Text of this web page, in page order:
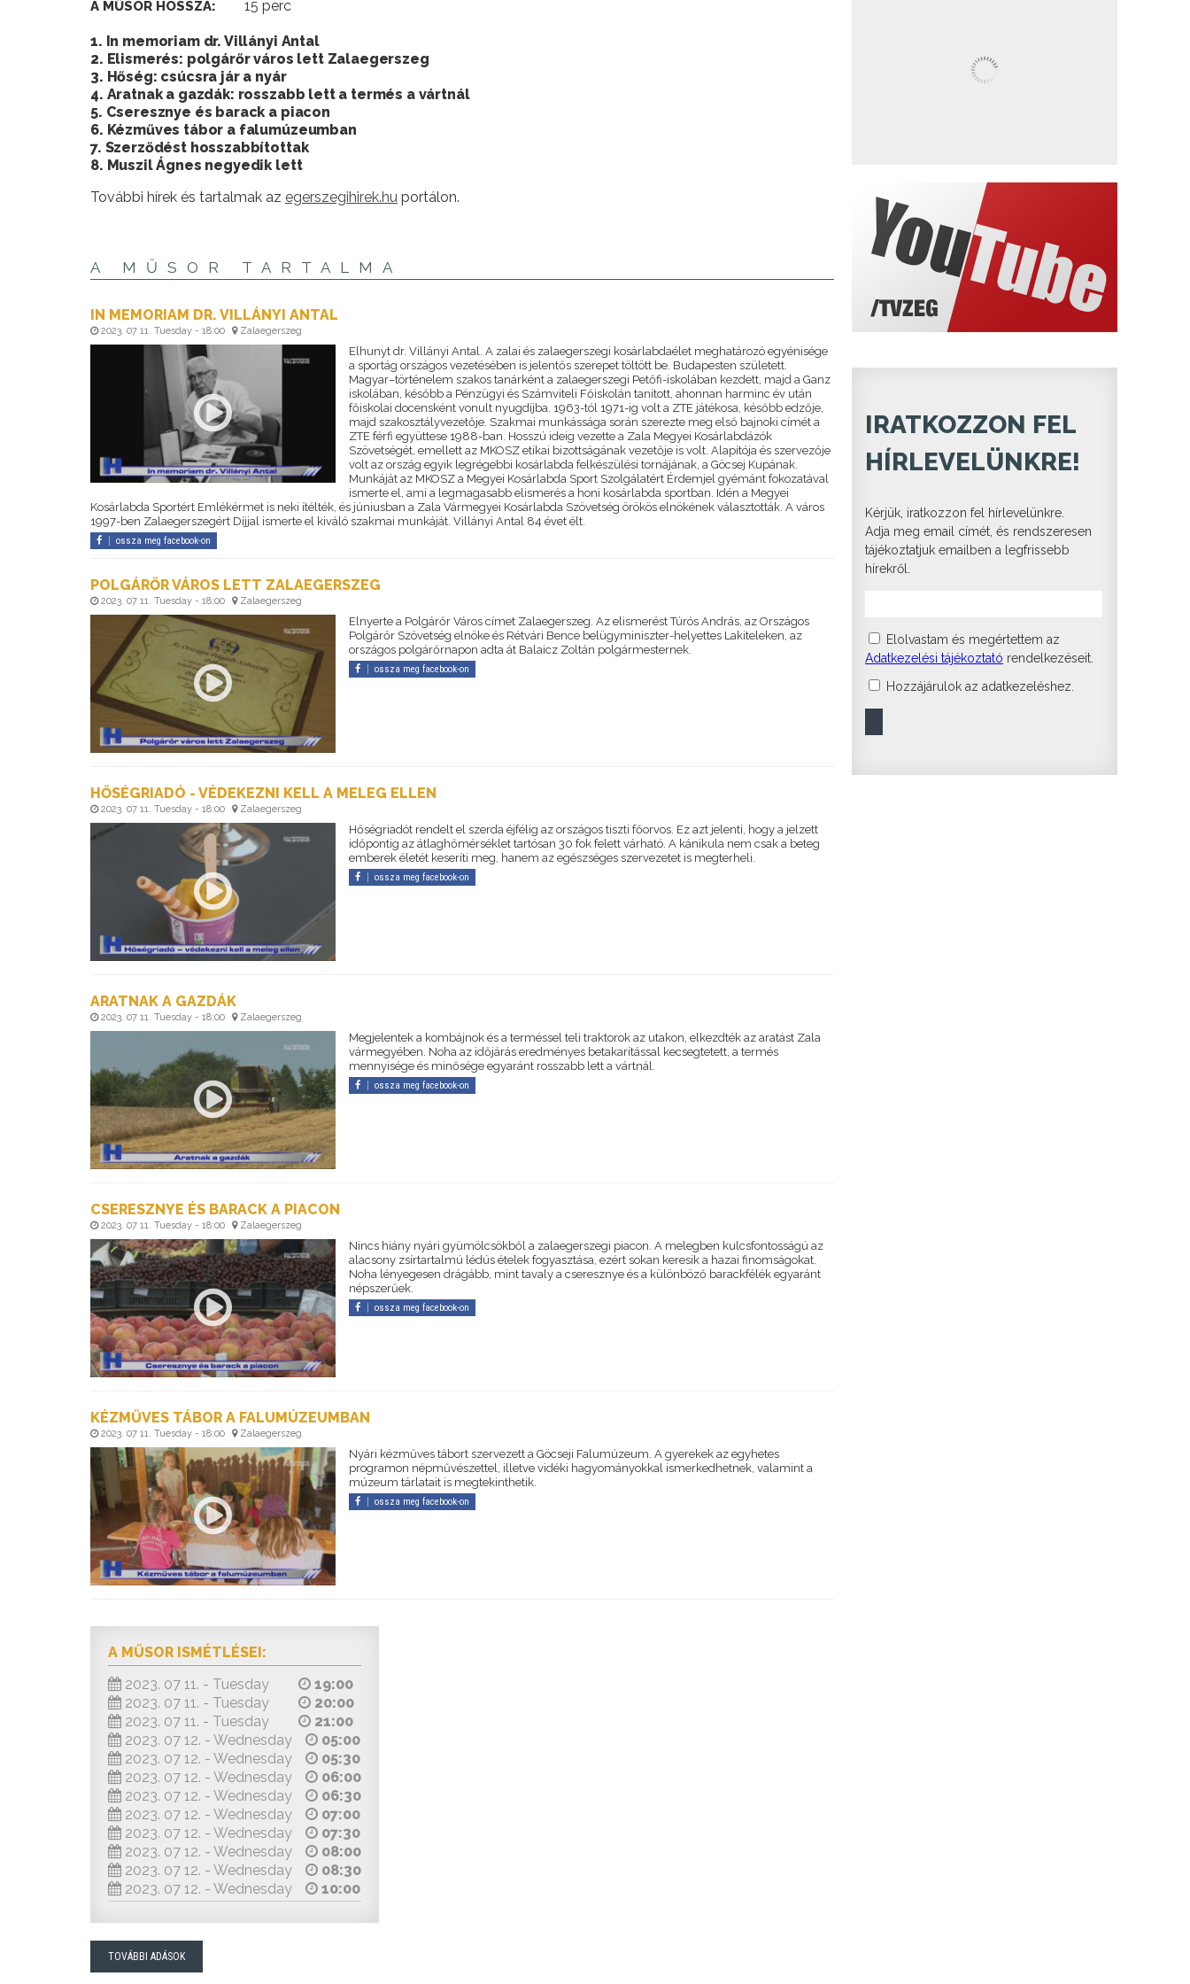
A MŰSOR HOSSZA: 15 perc
1. In memoriam dr. Villányi Antal
2. Elismerés: polgárőr város lett Zalaegerszeg
3. Hőség: csúcsra jár a nyár
4. Aratnak a gazdák: rosszabb lett a termés a vártnál
5. Cseresznye és barack a piacon
6. Kézműves tábor a falumúzeumban
7. Szerződést hosszabbítottak
8. Muszil Ágnes negyedik lett
További hírek és tartalmak az egerszegihirek.hu portálon.
A MŰSOR TARTALMA
IN MEMORIAM DR. VILLÁNYI ANTAL
2023. 07 11. Tuesday - 18:00 Zalaegerszeg
Elhunyt dr. Villányi Antal. A zalai és zalaegerszegi kosárlabdaélet meghatározó egyénisége
a sportág országos vezetésében is jelentős szerepet töltött be. Budapesten született.
Magyar–történelem szakos tanárként a zalaegerszegi Petőfi-iskolában kezdett, majd a Ganz
iskolában, később a Pénzügyi és Számviteli Főiskolán tanított, ahonnan harminc év után
főiskolai docensként vonult nyugdíjba. 1963-tól 1971-ig volt a ZTE játékosa, később edzője,
majd szakosztályvezetője. Szakmai munkássága során szerezte meg első bajnoki címét a
ZTE férfi együttese 1988-ban. Hosszú ideig vezette a Zala Megyei Kosárlabdázók
Szövetségét, emellett az MKOSZ etikai bizottságának vezetője is volt. Alapítója és szervezője
volt az ország egyik legrégebbi kosárlabda felkészülési tornájának, a Göcsej Kupának.
Munkáját az MKOSZ a Megyei Kosárlabda Sport Szolgálatért Érdemjel gyémánt fokozatával
ismerte el, ami a legmagasabb elismerés a honi kosárlabda sportban. Idén a Megyei
Kosárlabda Sportért Emlékérmet is neki ítélték, és júniusban a Zala Vármegyei Kosárlabda Szövetség örökös elnökének választották. A város
1997-ben Zalaegerszegért Díjjal ismerte el kiváló szakmai munkáját. Villányi Antal 84 évet élt.
ossza meg facebook-on
POLGÁRŐR VÁROS LETT ZALAEGERSZEG
2023. 07 11. Tuesday - 18:00 Zalaegerszeg
Elnyerte a Polgárőr Város címet Zalaegerszeg. Az elismerést Túrós András, az Országos
Polgárőr Szövetség elnöke és Rétvári Bence belügyminiszter-helyettes Lakiteleken, az
országos polgárőrnapon adta át Balaicz Zoltán polgármesternek.
ossza meg facebook-on
HŐSÉGRIADÓ - VÉDEKEZNI KELL A MELEG ELLEN
2023. 07 11. Tuesday - 18:00 Zalaegerszeg
Hőségriadót rendelt el szerda éjfélig az országos tiszti főorvos. Ez azt jelenti, hogy a jelzett
időpontig az átlaghőmérséklet tartósan 30 fok felett várható. A kánikula nem csak a beteg
emberek életét keseríti meg, hanem az egészséges szervezetet is megterheli.
ossza meg facebook-on
ARATNAK A GAZDÁK
2023. 07 11. Tuesday - 18:00 Zalaegerszeg
Megjelentek a kombájnok és a terméssel teli traktorok az utakon, elkezdték az aratást Zala
vármegyében. Noha az időjárás eredményes betakarítással kecsegtetett, a termés
mennyisége és minősége egyaránt rosszabb lett a vártnál.
ossza meg facebook-on
CSERESZNYE ÉS BARACK A PIACON
2023. 07 11. Tuesday - 18:00 Zalaegerszeg
Nincs hiány nyári gyümölcsökből a zalaegerszegi piacon. A melegben kulcsfontosságú az
alacsony zsírtartalmú lédús ételek fogyasztása, ezért sokan keresik a hazai finomságokat.
Noha lényegesen drágább, mint tavaly a cseresznye és a különböző barackfélék egyaránt
népszerűek.
ossza meg facebook-on
KÉZMŰVES TÁBOR A FALUMÚZEUMBAN
2023. 07 11. Tuesday - 18:00 Zalaegerszeg
Nyári kézműves tábort szervezett a Göcseji Falumúzeum. A gyerekek az egyhetes
programon népművészettel, illetve vidéki hagyományokkal ismerkedhetnek, valamint a
múzeum tárlatait is megtekinthetik.
ossza meg facebook-on
A MŰSOR ISMÉTLÉSEI:
2023. 07 11. - Tuesday
19:00
2023. 07 11. - Tuesday
20:00
2023. 07 11. - Tuesday
21:00
2023. 07 12. - Wednesday
05:00
2023. 07 12. - Wednesday
05:30
2023. 07 12. - Wednesday
06:00
2023. 07 12. - Wednesday
06:30
2023. 07 12. - Wednesday
07:00
2023. 07 12. - Wednesday
07:30
2023. 07 12. - Wednesday
08:00
2023. 07 12. - Wednesday
08:30
2023. 07 12. - Wednesday
10:00
TOVÁBBI ADÁSOK
IRATKOZZON FEL
HÍRLEVELÜNKRE!
Kérjük, iratkozzon fel hírlevelünkre.
Adja meg email címét, és rendszeresen
tájékoztatjuk emailben a legfrissebb
hírekről.
Elolvastam és megértettem az
Adatkezelési tájékoztató rendelkezéseit.
Hozzájárulok az adatkezeléshez.